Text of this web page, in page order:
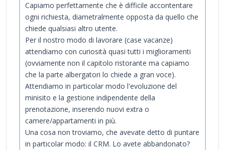
Capiamo perfettamente che è difficile accontentare
ogni richiesta, diametralmente opposta da quello che
chiede qualsiasi altro utente.
Per il nostro modo di lavorare (case vacanze)
attendiamo con curiosità quasi tutti i miglioramenti
(ovviamente non il capitolo ristorante ma capiamo
che la parte albergatori lo chiede a gran voce).
Attendiamo in particolar modo l'evoluzione del
minisito e la gestione indipendente della
prenotazione, inserendo nuovi extra o
camere/appartamenti in più.
Una cosa non troviamo, che avevate detto di puntare
in particolar modo: il CRM. Lo avete abbandonato?